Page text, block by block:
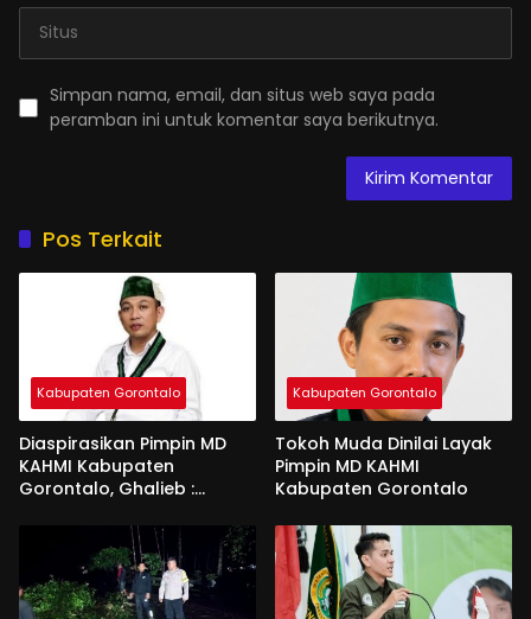
Simpan nama, email, dan situs web saya pada
peramban ini untuk komentar saya berikutnya.
Pos Terkait
Kabupaten Gorontalo
Diaspirasikan Pimpin MD
KAHMI Kabupaten
Gorontalo, Ghalieb :
Kabupaten Gorontalo
Tokoh Muda Dinilai Layak
Pimpin MD KAHMI
Kabupaten Gorontalo